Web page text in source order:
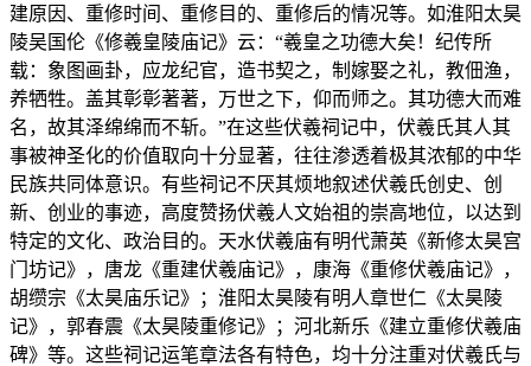
建原因、重修时间、重修目的、重修后的情况等。如淮阳太昊
陵吴国伦《修羲皇陵庙记》云：“羲皇之功德大矣！纪传所
载：象图画卦，应龙纪官，造书契之，制嫁娶之礼，教佃渔，
养牺牲。盖其彰彰著著，万世之下，仰而师之。其功德大而难
名，故其泽绵绵而不斩。”在这些伏羲祠记中，伏羲氏其人其
事被神圣化的价值取向十分显著，往往渗透着极其浓郁的中华
民族共同体意识。有些祠记不厌其烦地叙述伏羲氏创史、创
新、创业的事迹，高度赞扬伏羲人文始祖的崇高地位，以达到
特定的文化、政治目的。天水伏羲庙有明代萧英《新修太昊宫
门坊记》，唐龙《重建伏羲庙记》，康海《重修伏羲庙记》，
胡缵宗《太昊庙乐记》；淮阳太昊陵有明人章世仁《太昊陵
记》，郭春震《太昊陵重修记》；河北新乐《建立重修伏羲庙
碑》等。这些祠记运笔章法各有特色，均十分注重对伏羲氏与